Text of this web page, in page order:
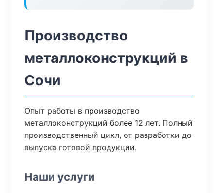
Производство
металлоконструкций в
Сочи
Опыт работы в производство
металлоконструкций более 12 лет. Полный
производственный цикл, от разработки до
выпуска готовой продукции.
Наши услуги